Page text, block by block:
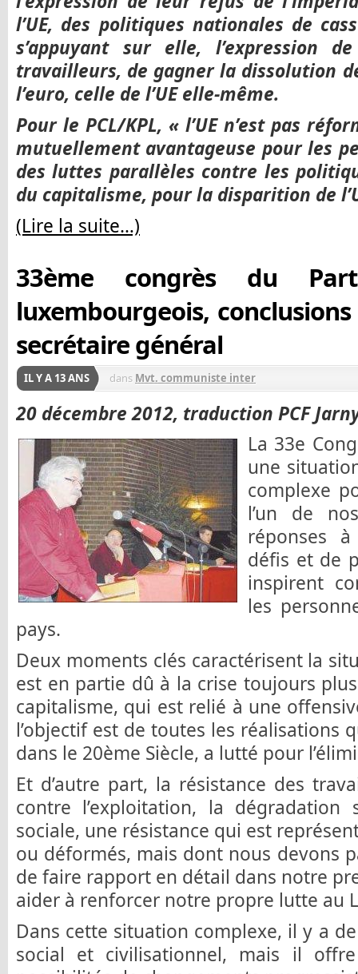
l’UE, des politiques nationales de
s’appuyant sur elle, l’expression
travailleurs, de gagner la dissolution
l’euro, celle de l’UE elle-même.
Pour le PCL/KPL, « l’UE n’est pas
mutuellement avantageuse pour les
des luttes parallèles contre les
du capitalisme, pour la disparition de
(Lire la suite…)
33ème congrès du
luxembourgeois,
secrétaire général
IL Y A 13 ANS dans Mvt. communiste inter
20 décembre 2012, traduction PCF
La 33e
une
complexe
l’un de
réponses
défis et de
inspirent
les
pays.
Deux moments clés caractérisent la
est en partie dû à la crise toujours
capitalisme, qui est relié à une
l’objectif est de toutes les réalisations
dans le 20ème Siècle, a lutté pour
Et d’autre part, la résistance des
contre l’exploitation, la dégradation
sociale, une résistance qui est
ou déformés, mais dont nous devons
de faire rapport en détail dans notre
aider à renforcer notre propre lutte au
Dans cette situation complexe, il y a
social et civilisationnel, mais il